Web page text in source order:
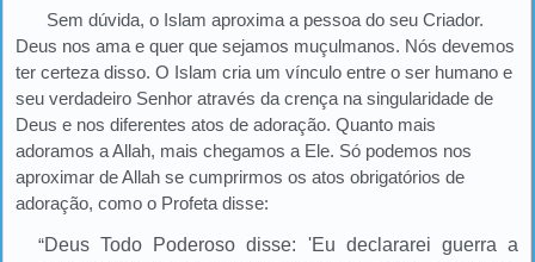
Sem dúvida, o Islam aproxima a pessoa do seu Criador.
Deus nos ama e quer que sejamos muçulmanos. Nós devemos
ter certeza disso. O Islam cria um vínculo entre o ser humano e
seu verdadeiro Senhor através da crença na singularidade de
Deus e nos diferentes atos de adoração. Quanto mais
adoramos a Allah, mais chegamos a Ele. Só podemos nos
aproximar de Allah se cumprirmos os atos obrigatórios de
adoração, como o Profeta disse:
“Deus Todo Poderoso disse: 'Eu declararei guerra a